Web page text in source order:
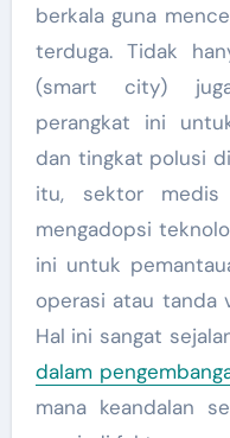
berkala guna
terduga. Tidak
(smart city)
perangkat ini
dan tingkat polusi
itu, sektor medis
mengadopsi
ini untuk
operasi atau tanda
Hal ini sangat
dalam
mana keandalan